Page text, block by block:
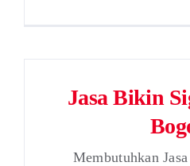
Jasa Bikin
Membutuhkan